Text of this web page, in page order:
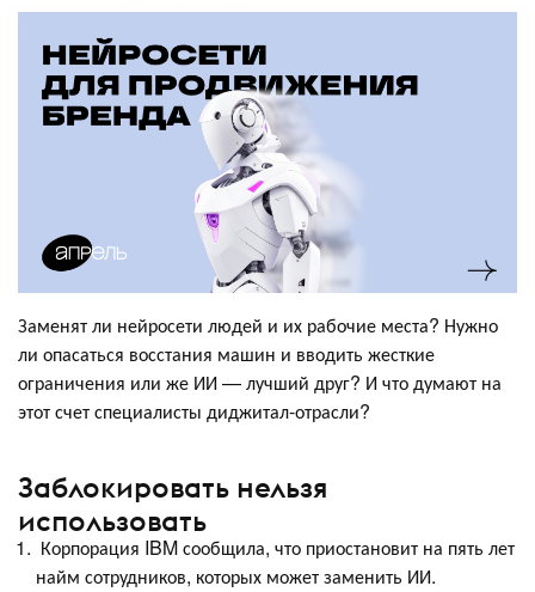
Заменят ли нейросети людей и их рабочие места? Нужно
ли опасаться восстания машин и вводить жесткие
ограничения или же ИИ — лучший друг? И что думают на
этот счет специалисты диджитал-отрасли?
Заблокировать нельзя
использовать
Корпорация IBM сообщила, что приостановит на пять лет
найм сотрудников, которых может заменить ИИ.